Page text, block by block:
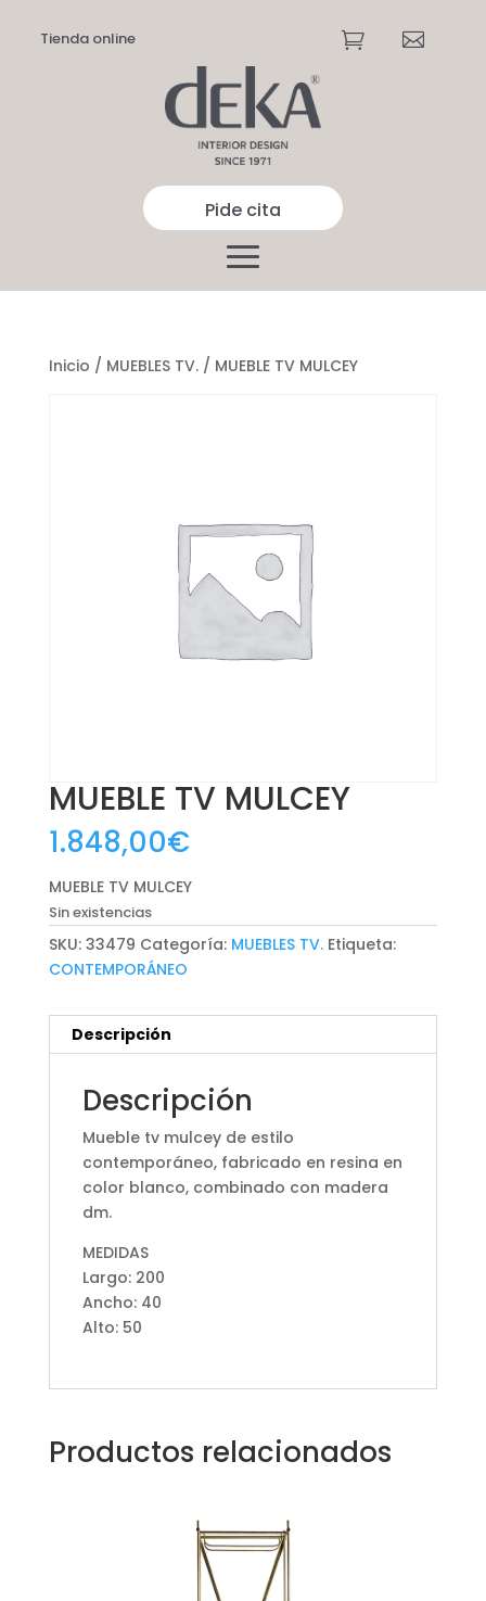
Tienda online  
Pide cita
Inicio / MUEBLES TV./ MUEBLE TV MULCEY
MUEBLE TV MULCEY
1.848,00€
MUEBLE TV MULCEY
Sin existencias
SKU: 33479 Categoría: MUEBLES TV. Etiqueta:
CONTEMPORÁNEO
Descripción
Descripción
Mueble tv mulcey de estilo
contemporáneo, fabricado en resina en
color blanco, combinado con madera
dm.
MEDIDAS
Largo: 200
Ancho: 40
Alto: 50
Productos relacionados